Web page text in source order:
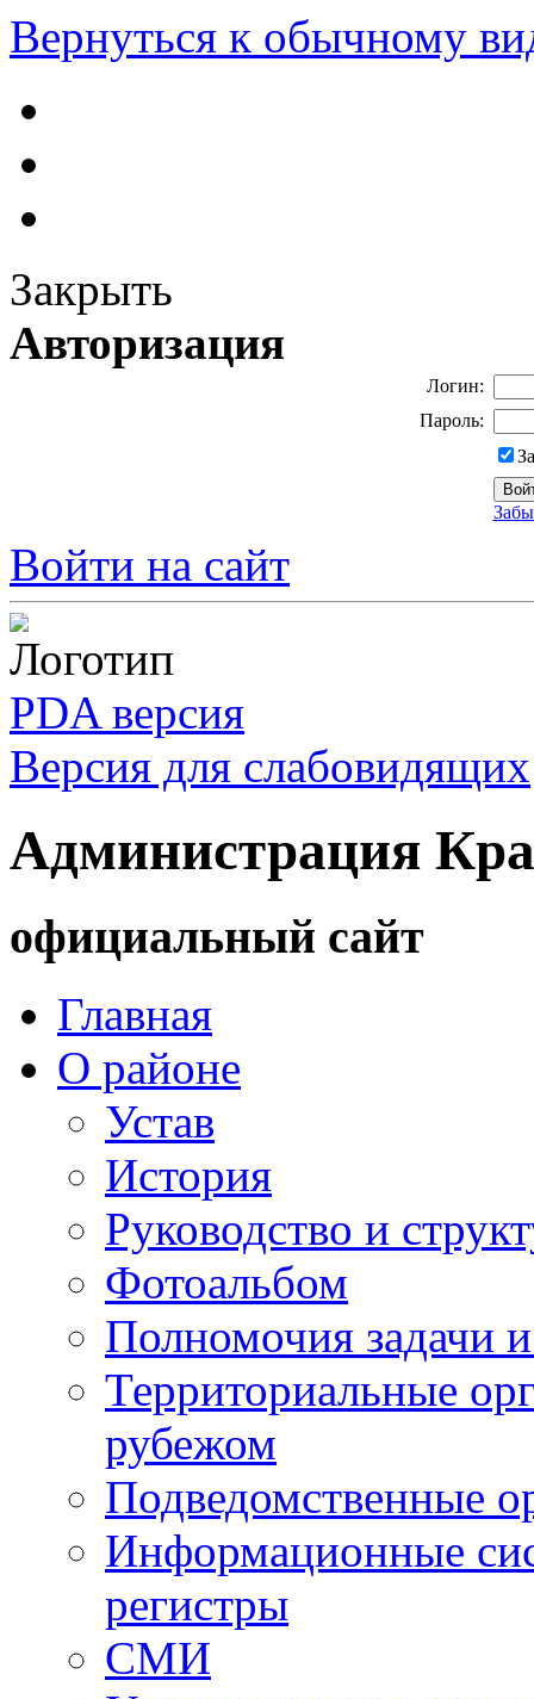
Вернуться к обычному
Закрыть
Авторизация
Логин:
Пароль:
Войти на сайт
PDA версия
Версия для слабовидящих
Администрация
официальный сайт
Главная
О районе
Устав
История
Руководство и
Фотоальбом
Полномочия задачи
Территориальные
рубежом
Подведомственные
Информационные
регистры
СМИ